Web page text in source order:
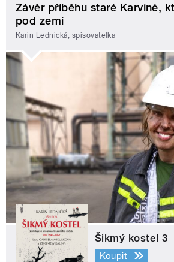
Závěr příběhu staré Karviné,
pod zemí
Karin Lednická, spisovatelka
Šikmý kostel 3
Koupit